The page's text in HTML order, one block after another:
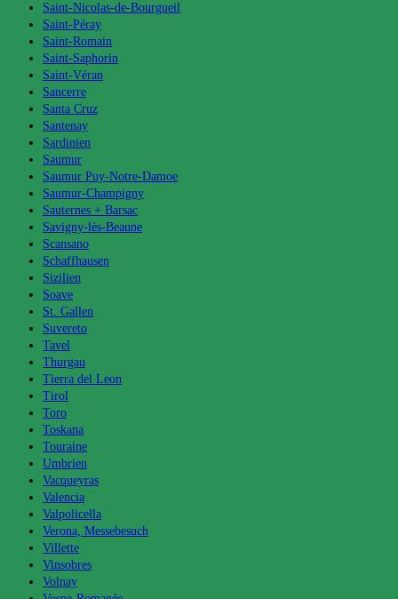
Saint-Nicolas-de-Bourgueil
Saint-Péray
Saint-Romain
Saint-Saphorin
Saint-Véran
Sancerre
Santa Cruz
Santenay
Sardinien
Saumur
Saumur Puy-Notre-Damoe
Saumur-Champigny
Sauternes + Barsac
Savigny-lès-Beaune
Scansano
Schaffhausen
Sizilien
Soave
St. Gallen
Suvereto
Tavel
Thurgau
Tierra del Leon
Tirol
Toro
Toskana
Touraine
Umbrien
Vacqueyras
Valencia
Valpolicella
Verona, Messebesuch
Villette
Vinsobres
Volnay